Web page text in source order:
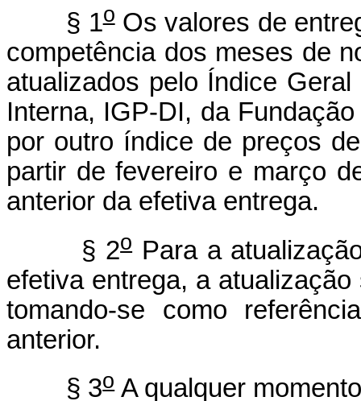
§ 1oOs valores de
competência dos meses de
atualizados pelo Índice
Interna, IGP-DI, da
por outro índice de preços
partir de fevereiro e março
anterior da efetiva entrega.
§ 2oPara a
efetiva entrega, a
tomando-se como
anterior.
§ 3oA qualquer